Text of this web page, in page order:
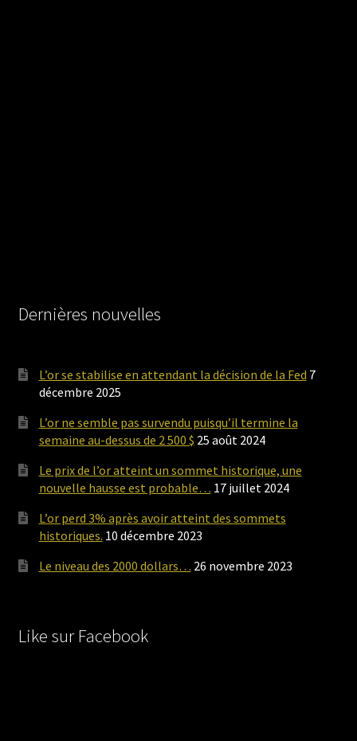
Dernières nouvelles
L’or se stabilise en attendant la décision de la Fed 7
décembre 2025
L’or ne semble pas survendu puisqu’il termine la
semaine au-dessus de 2 500 $ 25 août 2024
Le prix de l’or atteint un sommet historique, une
nouvelle hausse est probable… 17 juillet 2024
L’or perd 3% après avoir atteint des sommets
historiques. 10 décembre 2023
Le niveau des 2000 dollars… 26 novembre 2023
Like sur Facebook